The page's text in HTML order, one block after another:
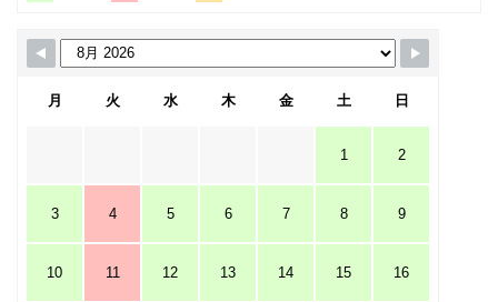
月 火 水 木 金 土 日
1 2
3 4 5 6 7 8 9
10 11 12 13 14 15 16